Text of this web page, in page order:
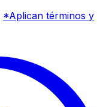
*Aplican términos y